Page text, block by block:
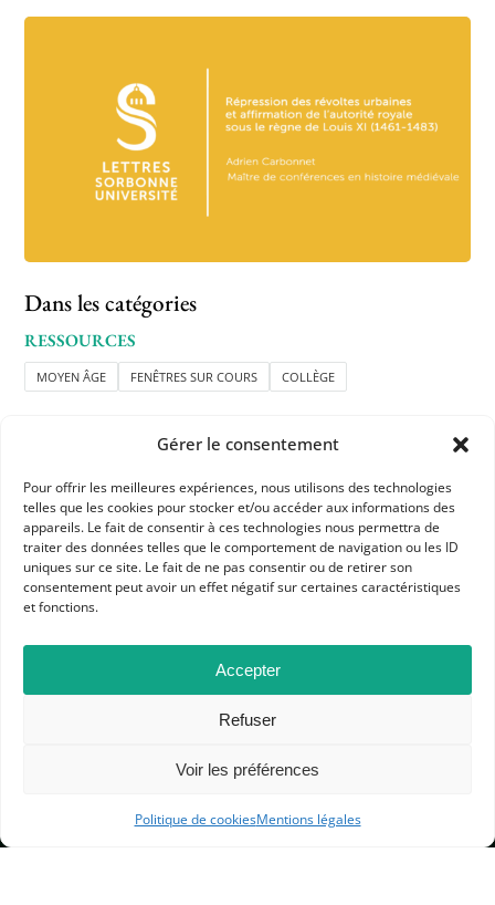
Gérer le consentement
Pour offrir les meilleures expériences, nous utilisons des technologies
telles que les cookies pour stocker et/ou accéder aux informations des
appareils. Le fait de consentir à ces technologies nous permettra de
traiter des données telles que le comportement de navigation ou les ID
uniques sur ce site. Le fait de ne pas consentir ou de retirer son
consentement peut avoir un effet négatif sur certaines caractéristiques
et fonctions.
Accepter
Refuser
Voir les préférences
Politique de cookiesMentions légales
Dans les catégories
RESSOURCES
MOYEN ÂGE FENÊTRES SUR COURS COLLÈGE
APHG
Association des professeurs d'histoire et géographie
+ 33 0(1) 42 33 62 37
BP 6541 – 75065 Paris Cedex 02
MENTIONS LÉGALES